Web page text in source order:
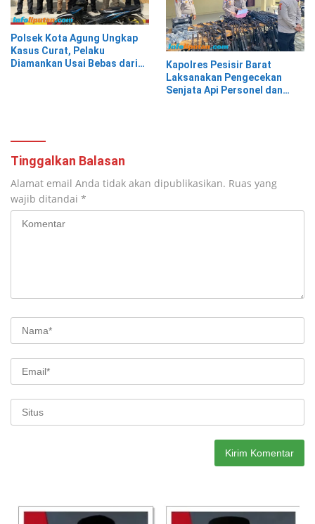
Polsek Kota Agung Ungkap
Kasus Curat, Pelaku
Diamankan Usai Bebas dari
Kapolres Pesisir Barat
Laksanakan Pengecekan
Senjata Api Personel dan
Tinggalkan Balasan
Alamat email Anda tidak akan dipublikasikan. Ruas yang
wajib ditandai *